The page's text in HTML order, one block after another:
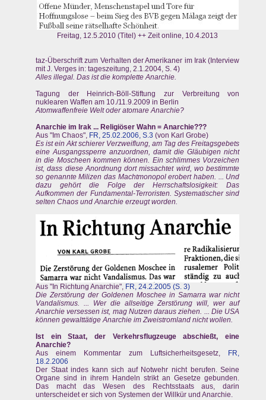
Freitag, 12.5.2010 (Titel) ++ Zeit online, 10.4.2013
taz-Überschrift zum Verhalten der Amerikaner im Irak (Interview
mit J. Verges in: tageszeitung, 2.1.2004, S. 4)
Alles illegal. Das ist die komplette Anarchie.
Tagung der Heinrich-Böll-Stiftung zur Verbreitung von
nuklearen Waffen am 10./11.9.2009 in Berlin
Atomwaffenfreie Welt oder atomare Anarchie?
Anarchie im Irak ... Religiöser Wahn = Anarchie???
Aus "Im Chaos", FR, 25.02.2006, S.3 (von Karl Grobe)
Es ist ein Akt schierer Verzweiflung, am Tag des Freitagsgebets
eine Ausgangssperre anzuordnen, damit die Gläubigen nicht
in die Moscheen kommen können. Ein schlimmes Vorzeichen
ist, dass diese Anordnung dort missachtet wird, wo bestimmte
so genannte Milizen das Machtmonopol erobert haben. ... Und
dazu gehört die Folge der Herrschaftslosigkeit: Das
Aufkommen der Fundamental-Terroristen. Systematischer sind
selten Chaos und Anarchie erzeugt worden.
Aus "In Richtung Anarchie", FR, 24.2.2005 (S. 3)
Die Zerstörung der Goldenen Moschee in Samarra war nicht
Vandalismus. ... Wer die allseitige Zerstörung will, wer auf
Anarchie versessen ist, mag Nutzen daraus ziehen. ... Die USA
können gewalttätige Anarchie im Zweistromland nicht wollen.
Ist ein Staat, der Verkehrsflugzeuge abschießt, eine
Anarchie?
Aus einem Kommentar zum Luftsicherheitsgesetz,
FR,
18.2.2006
Der Staat indes kann sich auf Notwehr nicht berufen. Seine
Organe sind in ihrem Handeln strikt an Gesetze gebunden.
Das macht das Wesen des Rechtsstaats aus, darin
unterscheidet er sich von Systemen der Willkür und Anarchie.